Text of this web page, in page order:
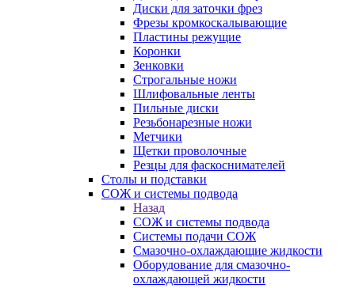
Диски для заточки фрез
Фрезы кромкоскалывающие
Пластины режущие
Коронки
Зенковки
Строгальные ножи
Шлифовальные ленты
Пильные диски
Резьбонарезные ножи
Метчики
Щетки проволочные
Резцы для фаскоснимателей
Столы и подставки
СОЖ и системы подвода
Назад
СОЖ и системы подвода
Системы подачи СОЖ
Смазочно-охлаждающие жидкости
Оборудование для смазочно-
охлаждающей жидкости